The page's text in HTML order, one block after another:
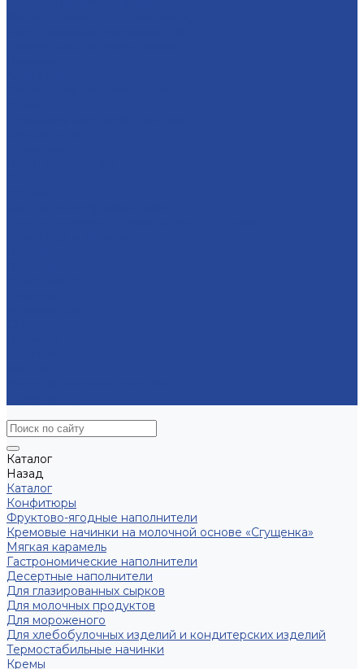
Каталог
Назад
Каталог
Конфитюры
Фруктово-ягодные наполнители
Кремовые начинки на молочной основе «Сгущенка»
Мягкая карамель
Гастрономические наполнители
Десертные наполнители
Для глазированных сырков
Для молочных продуктов
Для мороженого
Для хлебобулочных изделий и кондитерских изделий
Термостабильные начинки
Кремы